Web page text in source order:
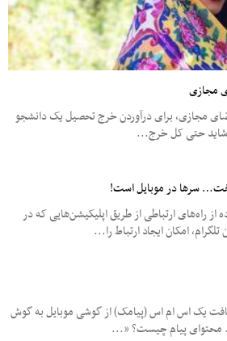
مجازی
مجازی، برای درآوردن خرج تحصیل یک دانشجو
شاید حتی کل خرج...
سرها در موبایل است!
از راه‌های ارتباطی از طریق اپلیکیشن‌هایی که در
امکان ایجاد ارتباط را...
یک اس ام اس (پیامک) از گوشی موبایل به گوش
محتوای پیام چیست؟ «...